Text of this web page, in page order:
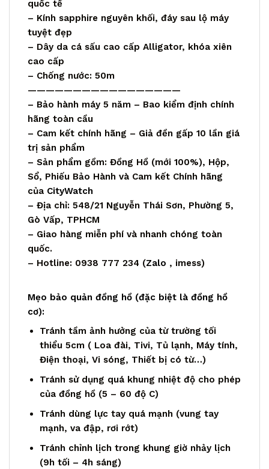
quốc tế
– Kính sapphire nguyên khối, đáy sau lộ máy
tuyệt đẹp
– Dây da cá sấu cao cấp Alligator, khóa xiên
cao cấp
– Chống nước: 50m
—————————————————
– Bảo hành máy 5 năm – Bao kiểm định chính
hãng toàn cầu
– Cam kết chính hãng – Giả đền gấp 10 lần giá
trị sản phẩm
– Sản phẩm gồm: Đồng Hồ (mới 100%), Hộp,
Sổ, Phiếu Bảo Hành và Cam kết Chính hãng
của CityWatch
– Địa chỉ: 548/21 Nguyễn Thái Sơn, Phường 5,
Gò Vấp, TPHCM
– Giao hàng miễn phí và nhanh chóng toàn
quốc.
– Hotline: 0938 777 234 (Zalo , imess)
Mẹo bảo quản đồng hồ (đặc biệt là đồng hồ
cơ):
Tránh tầm ảnh hưởng của từ trường tối
thiểu 5cm ( Loa đài, Tivi, Tủ lạnh, Máy tính,
Điện thoại, Vi sóng, Thiết bị có từ…)
Tránh sử dụng quá khung nhiệt độ cho phép
của đồng hồ (5 – 60 độ C)
Tránh dùng lực tay quá mạnh (vung tay
mạnh, va đập, rơi rớt)
Tránh chỉnh lịch trong khung giờ nhảy lịch
(9h tối – 4h sáng)